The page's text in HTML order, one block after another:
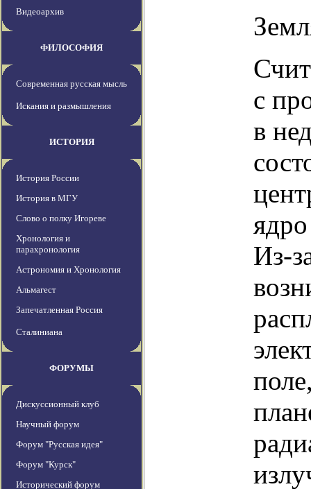
Видеоархив
ФИЛОСОФИЯ
Современная русская мысль
Искания и размышления
ИСТОРИЯ
История России
История в МГУ
Слово о полку Игореве
Хронология и
парахронология
Астрономия и Хронология
Альмагест
Запечатленная Россия
Сталиниана
ФОРУМЫ
Дискуссионный клуб
Научный форум
Форум "Русская идея"
Форум "Курск"
Исторический форум
с
в
Из-